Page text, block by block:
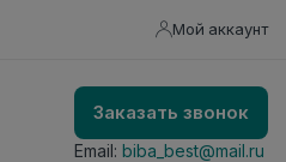
Мой аккаунт
Заказать звонок
Email: biba_best@mail.ru